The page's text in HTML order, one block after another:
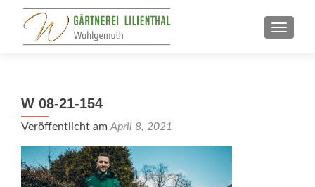
W 08-21-154
Veröffentlicht am April 8, 2021